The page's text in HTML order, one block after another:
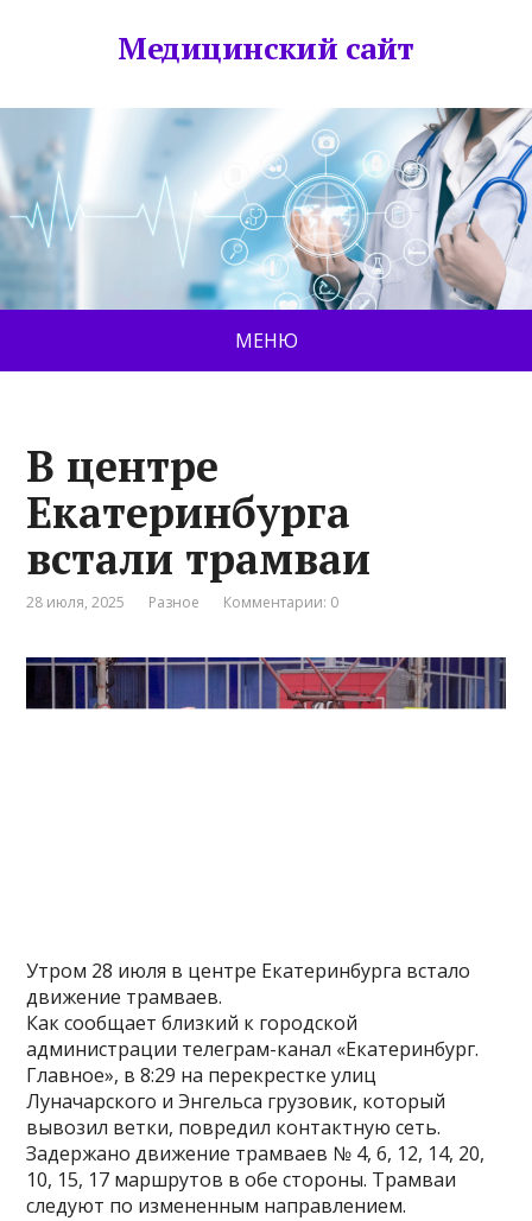
Медицинский сайт
МЕНЮ
В центре
Екатеринбурга
встали трамваи
28 июля, 2025 Разное Комментарии: 0
Утром 28 июля в центре Екатеринбурга встало
движение трамваев.
Как сообщает близкий к городской
администрации телеграм-канал «Екатеринбург.
Главное», в 8:29 на перекрестке улиц
Луначарского и Энгельса грузовик, который
вывозил ветки, повредил контактную сеть.
Задержано движение трамваев № 4, 6, 12, 14, 20,
10, 15, 17 маршрутов в обе стороны. Трамваи
следуют по измененным направлением.